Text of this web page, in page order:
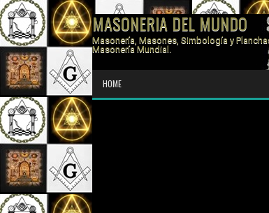
MASONERIA DEL MUNDO
Masonería, Masones, Simbología y
Masonería Mundial.
HOME